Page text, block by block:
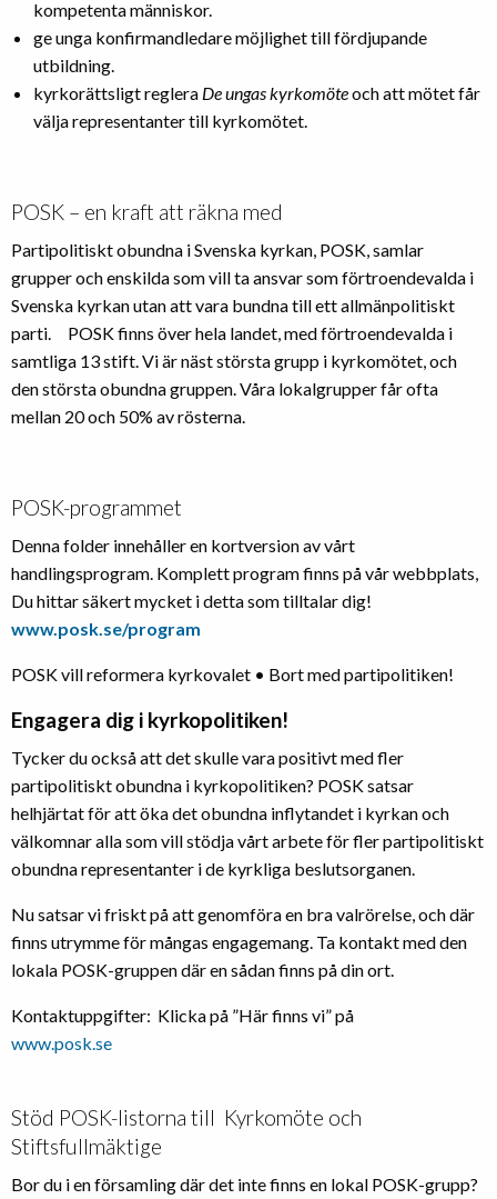
kompetenta människor.
ge unga konfirmandledare möjlighet till fördjupande
utbildning.
kyrkorättsligt reglera De ungas kyrkomöteoch att mötet får
välja representanter till kyrkomötet.
POSK – en kraft att räkna med
Partipolitiskt obundna i Svenska kyrkan, POSK, samlar
grupper och enskilda som vill ta ansvar som förtroendevalda i
Svenska kyrkan utan att vara bundna till ett allmänpolitiskt
parti. POSK finns över hela landet, med förtroendevalda i
samtliga 13 stift. Vi är näst största grupp i kyrkomötet, och
den största obundna gruppen. Våra lokalgrupper får ofta
mellan 20 och 50% av rösterna.
POSK-programmet
Denna folder innehåller en kortversion av vårt
handlingsprogram. Komplett program finns på vår webbplats,
Du hittar säkert mycket i detta som tilltalar dig!
www.posk.se/program
POSK vill reformera kyrkovalet • Bort med partipolitiken!
Engagera dig i kyrkopolitiken!
Tycker du också att det skulle vara positivt med fler
partipolitiskt obundna i kyrkopolitiken? POSK satsar
helhjärtat för att öka det obundna inflytandet i kyrkan och
välkomnar alla som vill stödja vårt arbete för fler partipolitiskt
obundna representanter i de kyrkliga beslutsorganen.
Nu satsar vi friskt på att genomföra en bra valrörelse, och där
finns utrymme för mångas engagemang. Ta kontakt med den
lokala POSK-gruppen där en sådan finns på din ort.
Kontaktuppgifter: Klicka på ”Här finns vi” på
www.posk.se
Stöd POSK-listorna till Kyrkomöte och
Stiftsfullmäktige
Bor du i en församling där det inte finns en lokal POSK-grupp?